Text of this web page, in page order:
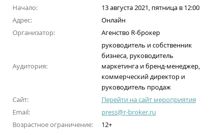
Начало:
13 августа 2021, пятница в 12:00
Адрес:
Онлайн
Организатор:
Агенство R-брокер
Аудитория:
руководитель и собственник
бизнеса, руководитель
маркетинга и бренд-менеджер,
коммерческий директор и
руководитель продаж
Сайт:
Перейти на сайт мероприятия
Email:
press@r-broker.ru
Возрастное ограничение:
12+